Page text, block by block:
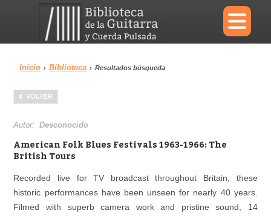
×
Menu
Biblioteca
Reproductor
Inicio › Biblioteca › Resultados búsqueda
VOLVER
Autor:Desconocido
American Folk Blues Festivals 1963-1966: The
British Tours
Recorded live for TV broadcast throughout Britain, these
historic performances have been unseen for nearly 40 years.
Filmed with superb camera work and pristine sound, 14